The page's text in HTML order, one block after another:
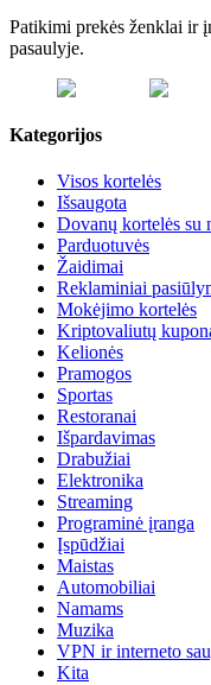
Patikimi prekės ženklai ir
pasaulyje.
Kategorijos
Visos kortelės
Išsaugota
Dovanų kortelės su
Parduotuvės
Žaidimai
Reklaminiai
Mokėjimo kortelės
Kriptovaliutų
Kelionės
Pramogos
Sportas
Restoranai
Išpardavimas
Drabužiai
Elektronika
Streaming
Programinė įranga
Įspūdžiai
Maistas
Automobiliai
Namams
Muzika
VPN ir interneto
Kita